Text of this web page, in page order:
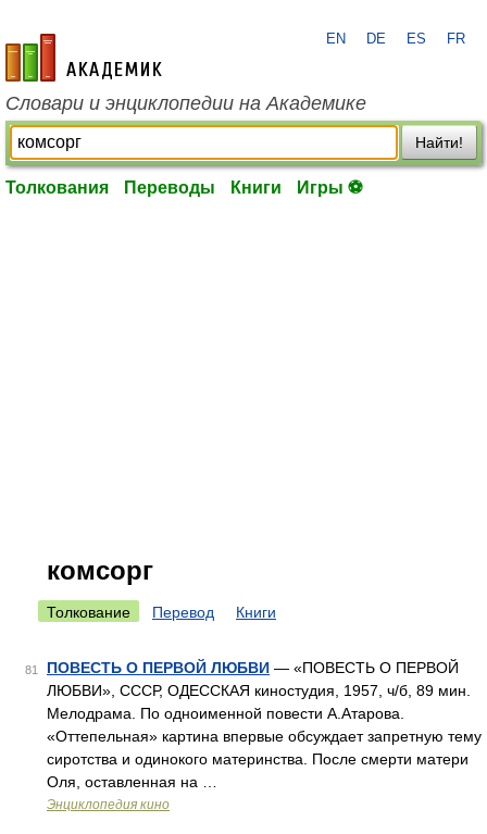
academic.ru
EN DE ES FR
Словари и энциклопедии на Академике
Найти!
Толкования Переводы Книги Игры ⚽
комсорг
Толкование Перевод Книги
81 ПОВЕСТЬ О ПЕРВОЙ ЛЮБВИ — «ПОВЕСТЬ О ПЕРВОЙ
ЛЮБВИ», СССР, ОДЕССКАЯ киностудия, 1957, ч/б, 89 мин.
Мелодрама. По одноименной повести А.Атарова.
«Оттепельная» картина впервые обсуждает запретную тему
сиротства и одинокого материнства. После смерти матери
Оля, оставленная на …
Энциклопедия кино